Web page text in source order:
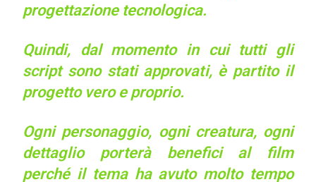
progettazione tecnologica.
Quindi, dal momento in cui tutti gli
script sono stati approvati, è partito il
progetto vero e proprio.
Ogni personaggio, ogni creatura, ogni
dettaglio porterà benefici al film
perché il tema ha avuto molto tempo